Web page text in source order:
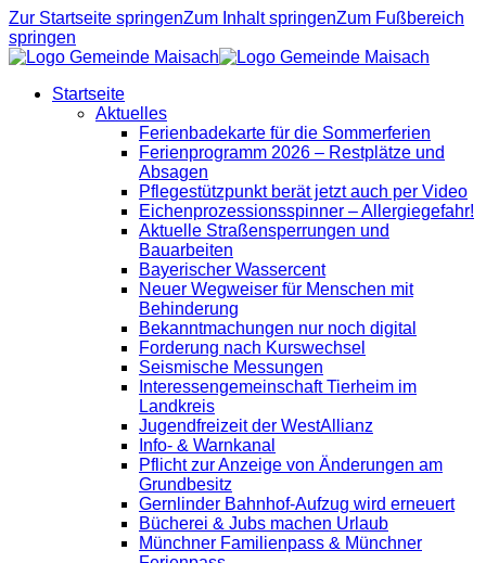
Zur Startseite springenZum Inhalt springenZum Fußbereich
springen
Startseite
Aktuelles
Ferienbadekarte für die Sommerferien
Ferienprogramm 2026 – Restplätze und
Absagen
Pflegestützpunkt berät jetzt auch per Video
Eichenprozessionsspinner – Allergiegefahr!
Aktuelle Straßensperrungen und
Bauarbeiten
Bayerischer Wassercent
Neuer Wegweiser für Menschen mit
Behinderung
Bekanntmachungen nur noch digital
Forderung nach Kurswechsel
Seismische Messungen
Interessengemeinschaft Tierheim im
Landkreis
Jugendfreizeit der WestAllianz
Info- & Warnkanal
Pflicht zur Anzeige von Änderungen am
Grundbesitz
Gernlinder Bahnhof-Aufzug wird erneuert
Bücherei & Jubs machen Urlaub
Münchner Familienpass & Münchner